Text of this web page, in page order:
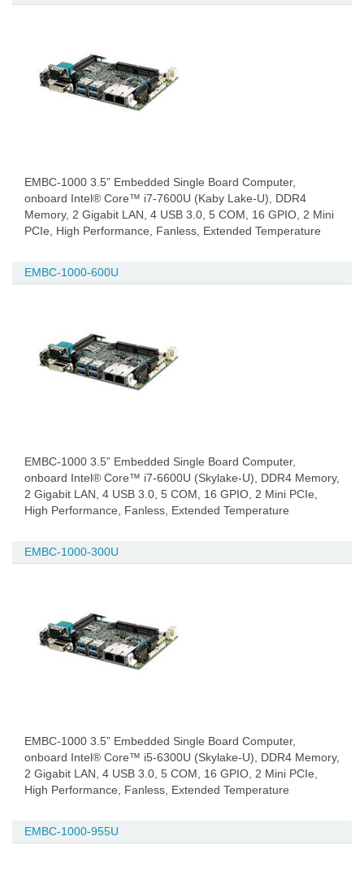
EMBC-1000 3.5” Embedded Single Board Computer,
onboard Intel® Core™ i7-7600U (Kaby Lake-U), DDR4
Memory, 2 Gigabit LAN, 4 USB 3.0, 5 COM, 16 GPIO, 2 Mini
PCIe, High Performance, Fanless, Extended Temperature
EMBC-1000-600U
EMBC-1000 3.5” Embedded Single Board Computer,
onboard Intel® Core™ i7-6600U (Skylake-U), DDR4 Memory,
2 Gigabit LAN, 4 USB 3.0, 5 COM, 16 GPIO, 2 Mini PCIe,
High Performance, Fanless, Extended Temperature
EMBC-1000-300U
EMBC-1000 3.5” Embedded Single Board Computer,
onboard Intel® Core™ i5-6300U (Skylake-U), DDR4 Memory,
2 Gigabit LAN, 4 USB 3.0, 5 COM, 16 GPIO, 2 Mini PCIe,
High Performance, Fanless, Extended Temperature
EMBC-1000-955U